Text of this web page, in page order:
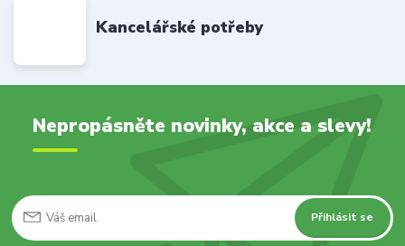
Kancelářské potřeby
Nepropásněte novinky, akce a slevy!
Přihlásit se